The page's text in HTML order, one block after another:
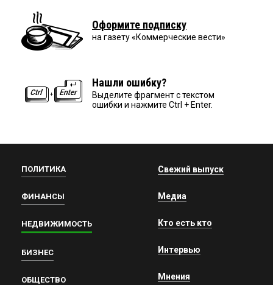
Оформите подписку
на газету «Коммерческие вести»
Нашли ошибку?
Выделите фрагмент с текстом
ошибки и нажмите Ctrl + Enter.
ПОЛИТИКА
ФИНАНСЫ
НЕДВИЖИМОСТЬ
БИЗНЕС
ОБЩЕСТВО
Свежий выпуск
Медиа
Кто есть кто
Интервью
Мнения